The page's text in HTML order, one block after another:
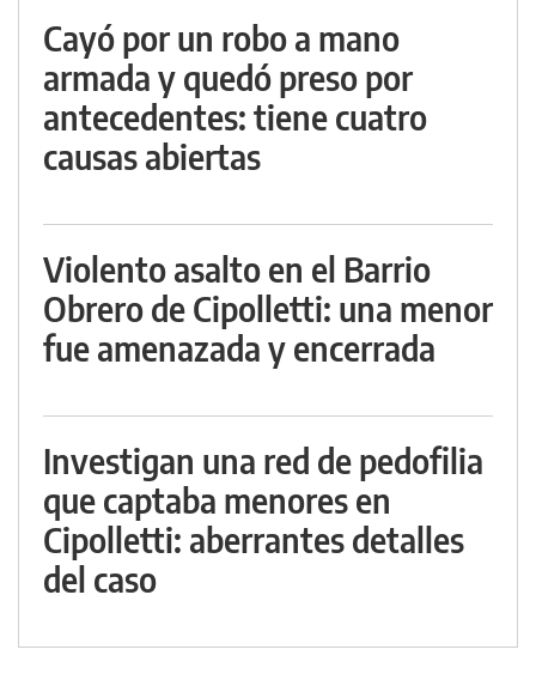
Cayó por un robo a mano
armada y quedó preso por
antecedentes: tiene cuatro
causas abiertas
Violento asalto en el Barrio
Obrero de Cipolletti: una menor
fue amenazada y encerrada
Investigan una red de pedofilia
que captaba menores en
Cipolletti: aberrantes detalles
del caso